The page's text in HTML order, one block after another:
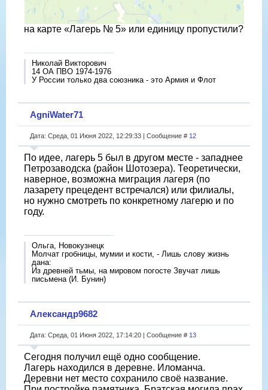
на карте «Лагерь № 5» или единицу пропустили?
Николай Викторович
14 ОА ПВО 1974-1976
У России только два союзника - это Армия и Флот
AgniWater71
Дата: Среда, 01 Июня 2022, 12:29:33 | Сообщение # 12
По идее, лагерь 5 был в другом месте - западнее
Петрозаводска (район Шотозера). Теоретически,
наверное, возможна миграция лагеря (по
лазарету прецедент встречался) или филиалы,
но нужно смотреть по конкретному лагерю и по
году.
Ольга, Новокузнецк
Молчат гробницы, мумии и кости, - Лишь слову жизнь
дана:
Из древней тьмы, на мировом погосте Звучат лишь
письмена (И. Бунин)
Александр9682
Дата: Среда, 01 Июня 2022, 17:14:20 | Сообщение # 13
Сегодня получил ещё одно сообщение.
Лагерь находился в деревне. Иломанча.
Деревни нет место сохранило своё название.